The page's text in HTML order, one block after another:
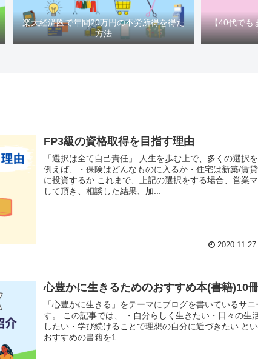
楽天経済圏で年間20万円の不労所得を得た
方法
【40代でも
FP3級の資格取得を目指す理由
「選択は全て自己責任」 人生を歩む上で、多くの選択を迫られます。
例えば、・保険はどんなものに入るか・住宅は新築/賃
に投資するか これまで、上記の選択をする場合、営業マンの方に説明
して頂き、相談した結果、加...
2020.11.27
心豊かに生きるためのおすすめ本(書籍)10
「心豊かに生きる」をテーマにブログを書いているサニ
す。 この記事では、 ・自分らしく生きたい・日々の生活を丁寧に暮ら
したい・学び続けることで理想の自分に近づきたい という方のために
おすすめの書籍を1...